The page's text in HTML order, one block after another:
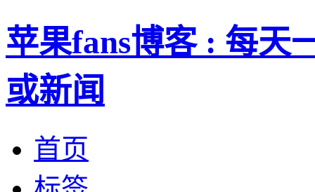
苹果fans博客 : 每天
或新闻
首页